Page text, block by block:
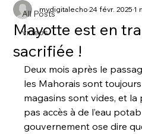
All Posts
videos
Mayotte est en
sacrifiée !
mydigitalecho24 févr. 20251
Deux mois après le
les Mahorais sont
magasins sont vides, et la
pas accès à de l’eau
gouvernement ose dire